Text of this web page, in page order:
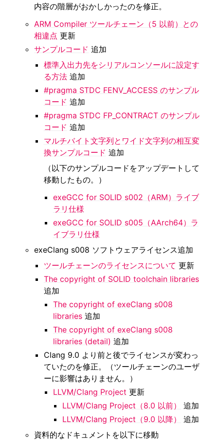
内容の階層がおかしかったのを修正。
ARM Compiler ツールチェーン（5 以前）との
相違点 更新
サンプルコード 追加
標準入出力先をシリアルコンソールに設定す
る方法追加
#pragma STDC FENV_ACCESS のサンプル
コード 追加
#pragma STDC FP_CONTRACT のサンプル
コード 追加
マルチバイト文字列とワイド文字列の相互変
換サンプルコード 追加
（以下のサンプルコードをアップデートして
移動したもの。）
exeGCC for SOLID s002（ARM）ライブ
ラリ仕様
exeGCC for SOLID s005（AArch64）ラ
イブラリ仕様
exeClang s008 ソフトウェアライセンス追加
ツールチェーンのライセンスについて 更新
The copyright of SOLID toolchain libraries
追加
The copyright of exeClang s008
libraries追加
The copyright of exeClang s008
libraries (detail) 追加
Clang 9.0 より前と後でライセンスが変わっ
ていたのを修正。（ツールチェーンのユーザ
ーに影響はありません。）
LLVM/Clang Project 更新
LLVM/Clang Project（8.0 以前）
追加
LLVM/Clang Project（9.0 以降）
追加
資料的なドキュメントを以下に移動